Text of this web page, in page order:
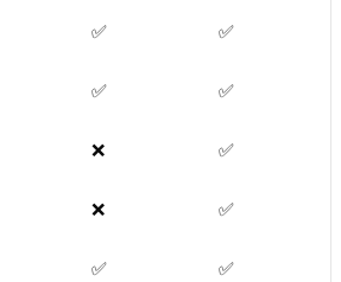
✅ ✅
✅ ✅
❌ ✅
❌ ✅
✅ ✅